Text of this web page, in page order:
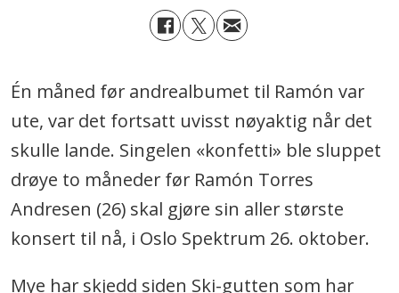
Én måned før andrealbumet til Ramón var
ute, var det fortsatt uvisst nøyaktig når det
skulle lande. Singelen «konfetti» ble sluppet
drøye to måneder før Ramón Torres
Andresen (26) skal gjøre sin aller største
konsert til nå, i Oslo Spektrum 26. oktober.
Mye har skjedd siden Ski-gutten som har